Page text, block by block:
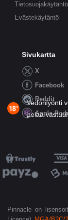
Tietosuojakäytäntö
Evästekäytäntö
Sivukartta
X
Facebook
Reddit
Apple
Vedonlyönti
pelaa
Pinnacle on